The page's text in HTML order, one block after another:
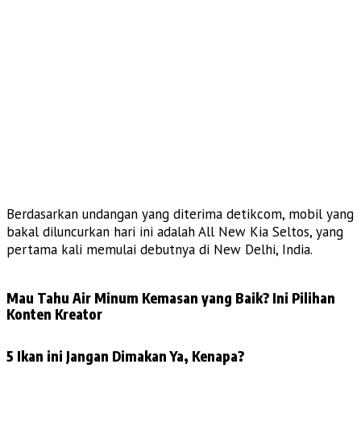
Berdasarkan undangan yang diterima detikcom, mobil yang
bakal diluncurkan hari ini adalah All New Kia Seltos, yang
pertama kali memulai debutnya di New Delhi, India.
Mau Tahu Air Minum Kemasan yang Baik? Ini Pilihan
Konten Kreator
5 Ikan ini Jangan Dimakan Ya, Kenapa?